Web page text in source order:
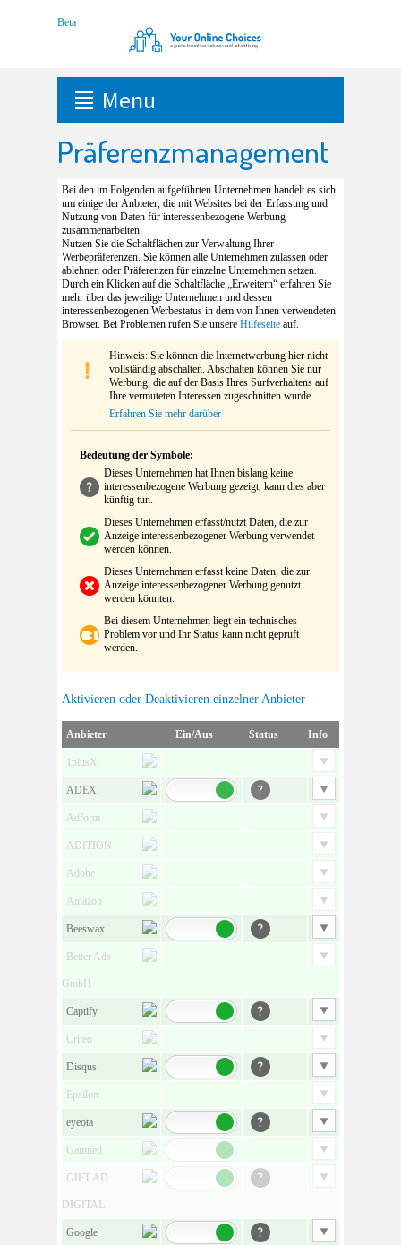
Menu
Präferenzmanagement
Bei den im Folgenden aufgeführten Unternehmen handelt es sich
um einige der Anbieter, die mit Websites bei der Erfassung und
Nutzung von Daten für interessenbezogene Werbung
zusammenarbeiten.
Nutzen Sie die Schaltflächen zur Verwaltung Ihrer
Werbepräferenzen. Sie können alle Unternehmen zulassen oder
ablehnen oder Präferenzen für einzelne Unternehmen setzen.
Durch ein Klicken auf die Schaltfläche „Erweitern“ erfahren Sie
mehr über das jeweilige Unternehmen und dessen
interessenbezogenen Werbestatus in dem von Ihnen verwendeten
Browser. Bei Problemen rufen Sie unsere Hilfeseite auf.
Hinweis: Sie können die Internetwerbung hier nicht
vollständig abschalten. Abschalten können Sie nur
Werbung, die auf der Basis Ihres Surfverhaltens auf
Ihre vermuteten Interessen zugeschnitten wurde.
Erfahren Sie mehr darüber
Bedeutung der Symbole:
Dieses Unternehmen hat Ihnen bislang keine
interessenbezogene Werbung gezeigt, kann dies aber
künftig tun.
Dieses Unternehmen erfasst/nutzt Daten, die zur
Anzeige interessenbezogener Werbung verwendet
werden können.
Dieses Unternehmen erfasst keine Daten, die zur
Anzeige interessenbezogener Werbung genutzt
werden könnten.
Bei diesem Unternehmen liegt ein technisches
Problem vor und Ihr Status kann nicht geprüft
werden.